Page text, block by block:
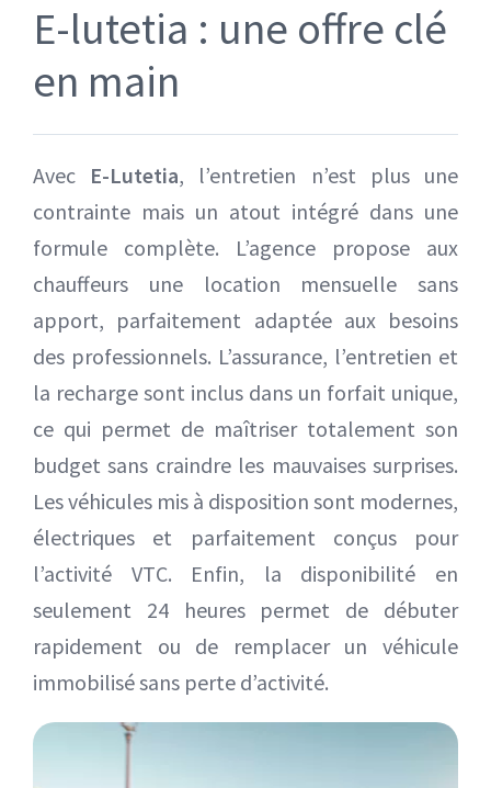
E-lutetia : une offre clé
en main
Avec E-Lutetia, l’entretien n’est plus une
contrainte mais un atout intégré dans une
formule complète. L’agence propose aux
chauffeurs une location mensuelle sans
apport, parfaitement adaptée aux besoins
des professionnels. L’assurance, l’entretien et
la recharge sont inclus dans un forfait unique,
ce qui permet de maîtriser totalement son
budget sans craindre les mauvaises surprises.
Les véhicules mis à disposition sont modernes,
électriques et parfaitement conçus pour
l’activité VTC. Enfin, la disponibilité en
seulement 24 heures permet de débuter
rapidement ou de remplacer un véhicule
immobilisé sans perte d’activité.